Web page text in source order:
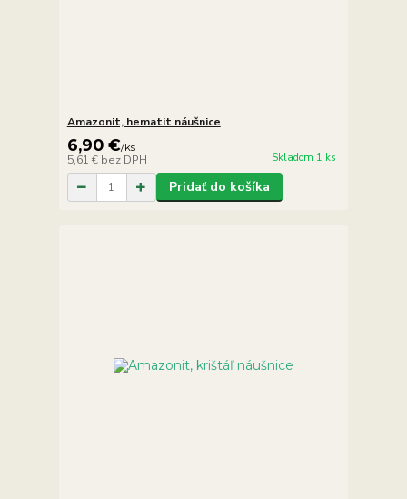
Amazonit, hematit náušnice
6,90 €/ks
5,61 € bez DPH Skladom 1 ks
Pridať do košíka